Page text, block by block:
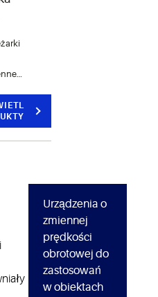
Urządzenia o
zmiennej
prędkości
obrotowej do
zastosowań
w obiektach